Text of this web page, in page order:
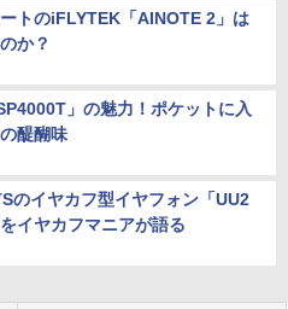
トのiFLYTEK「AINOTE 2」は
か？
」の魅力！ポケットに入
醍醐味
のイヤカフ型イヤフォン「UU2
イヤカフマニアが語る